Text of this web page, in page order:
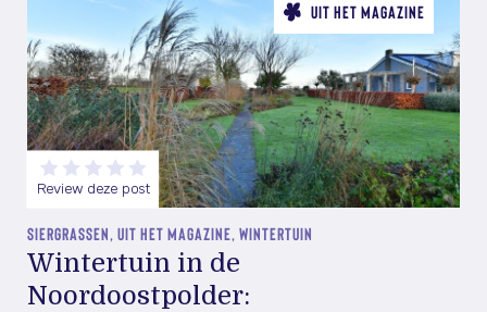
UIT HET MAGAZINE
Review deze post
SIERGRASSEN, UIT HET MAGAZINE, WINTERTUIN
Wintertuin in de
Noordoostpolder: